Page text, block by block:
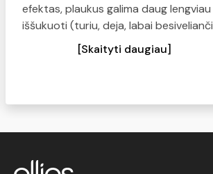
efektas, plaukus galima daug lengviau
iššukuoti (turiu, deja, labai
sausus plaukus), plaukai tampa švelnūs
ir minkšti. Kas turite panašių problemų
[Skaityti daugiau]